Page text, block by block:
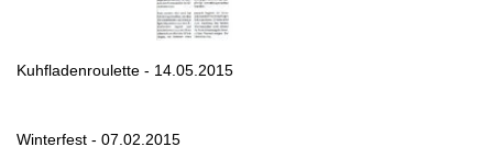
Kuhfladenroulette - 14.05.2015
Winterfest - 07.02.2015